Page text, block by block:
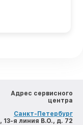
Адрес сервисного
центра
Санкт-Петербург
, 13-я линия В.О., д. 72